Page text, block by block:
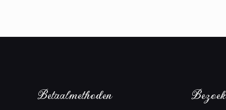
Betaalmethoden